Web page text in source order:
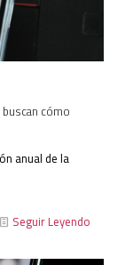
cómo
anual de la
Seguir Leyendo